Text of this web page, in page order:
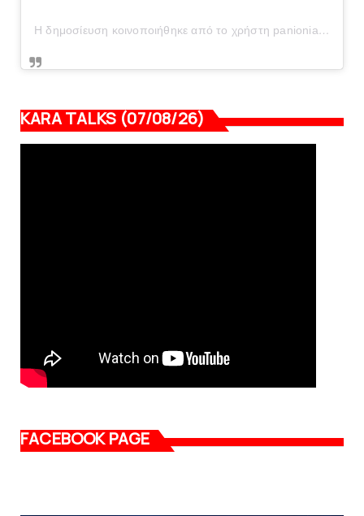
Η δημοσίευση κοινοποιήθηκε από το χρήστη panionianea.gr (@panionianea.gr)
KARA TALKS (07/08/26)
FACEBOOK PAGE